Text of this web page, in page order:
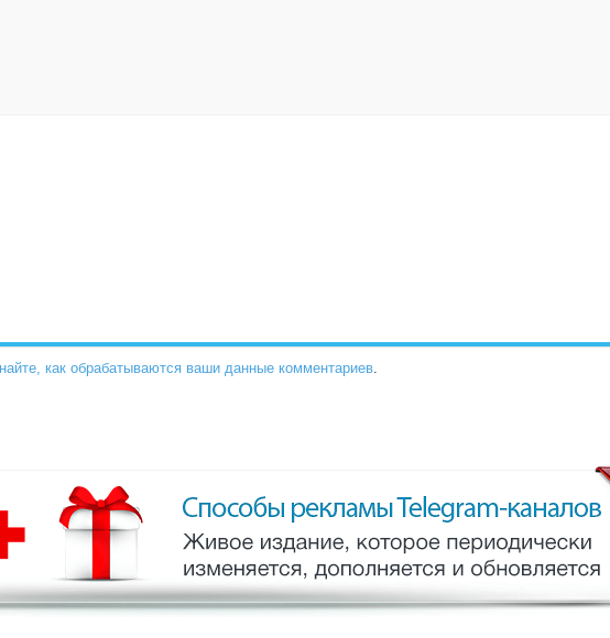
как обрабатываются ваши данные комментариев.